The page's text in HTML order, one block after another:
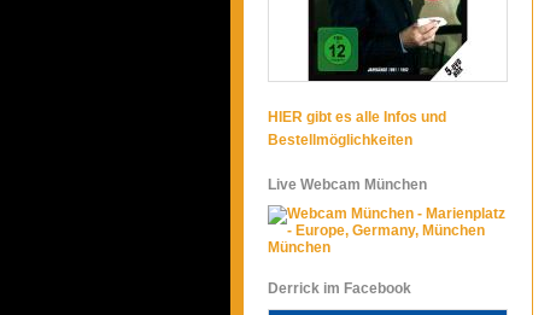
HIER gibt es alle Infos und
Bestellmöglichkeiten
Live Webcam München
München
Derrick im Facebook